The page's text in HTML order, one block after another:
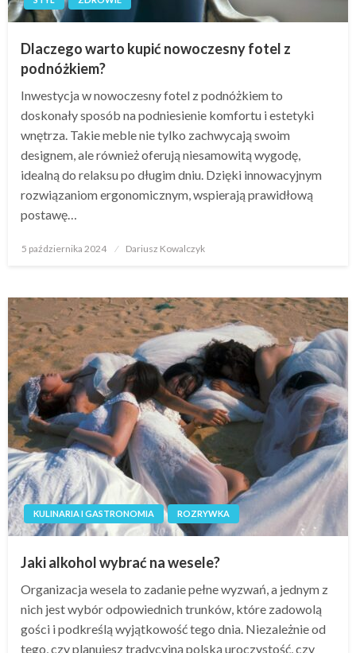
Dlaczego warto kupić nowoczesny fotel z
podnóżkiem?
Inwestycja w nowoczesny fotel z podnóżkiem to
doskonały sposób na podniesienie komfortu i estetyki
wnętrza. Takie meble nie tylko zachwycają swoim
designem, ale również oferują niesamowitą wygodę,
idealną do relaksu po długim dniu. Dzięki innowacyjnym
rozwiązaniom ergonomicznym, wspierają prawidłową
postawę…
Opublikowane
5 października 2024 Dariusz Kowalczyk
KULINARIA I GASTRONOMIA ROZRYWKA
Jaki alkohol wybrać na wesele?
Organizacja wesela to zadanie pełne wyzwań, a jednym z
nich jest wybór odpowiednich trunków, które zadowolą
gości i podkreślą wyjątkowość tego dnia. Niezależnie od
tego, czy planujesz tradycyjną polską uroczystość, czy